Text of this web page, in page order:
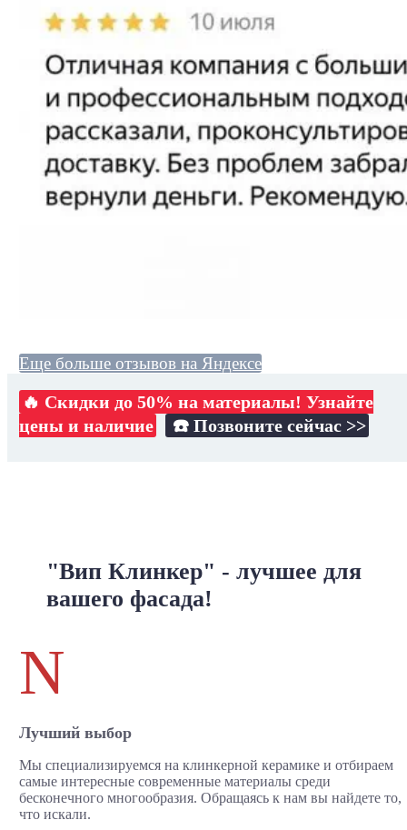
Еще больше отзывов на Яндексе
🔥 Скидки до 50% на материалы! Узнайте
цены и наличие
☎️ Позвоните сейчас >>
"Вип Клинкер" - лучшее для
вашего фасада!
N
Лучший выбор
Мы специализируемся на клинкерной керамике и отбираем
самые интересные современные материалы среди
бесконечного многообразия. Обращаясь к нам вы найдете то,
что искали.